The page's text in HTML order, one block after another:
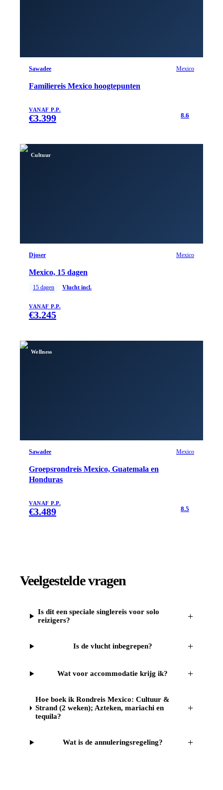
Sawadee Mexico
Familiereis Mexico hoogtepunten
VANAF P.P.
€3.399 8.6
Cultuur
Djoser Mexico
Mexico, 15 dagen
15 dagen Vlucht incl.
VANAF P.P.
€3.245
Wellness
Sawadee Mexico
Groepsrondreis Mexico, Guatemala en
Honduras
VANAF P.P.
€3.489 8.5
Veelgestelde vragen
Is dit een speciale singlereis voor solo
reizigers?
+
Is de vlucht inbegrepen? +
Wat voor accommodatie krijg ik? +
Hoe boek ik Rondreis Mexico: Cultuur &
Strand (2 weken); Azteken, mariachi en
tequila?
+
Wat is de annuleringsregeling? +